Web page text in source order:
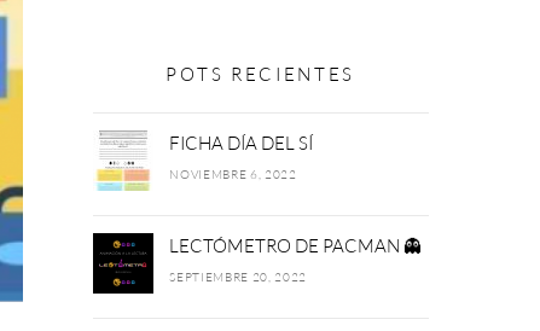
POTS RECIENTES
FICHA DÍA DEL SÍ
NOVIEMBRE 6, 2022
LECTÓMETRO DE PACMAN 👻
SEPTIEMBRE 20, 2022